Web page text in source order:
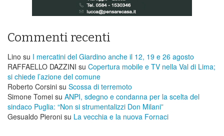
Commenti recenti
Lino su I mercatini del Giardino anche il 12, 19 e 26 agosto
RAFFAELLO DAZZINI su ​Copertura mobile e TV nella Val di Lima;
si chiede l’azione del comune
Roberto Corsini su Scossa di terremoto
Simone Tomei su ANPI, sdegno e condanna per la scelta del
sindaco Puglia: “Non si strumentalizzi Don Milani”
Gesualdo Pieroni su La vecchia e la nuova Fornaci